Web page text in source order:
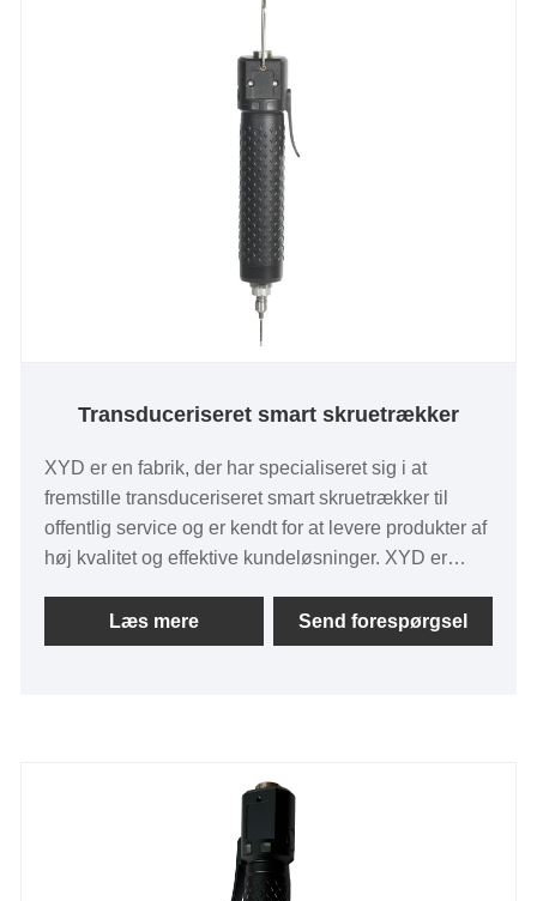
Transduceriseret smart skruetrækker
XYD er en fabrik, der har specialiseret sig i at
fremstille transduceriseret smart skruetrækker til
offentlig service og er kendt for at levere produkter af
høj kvalitet og effektive kundeløsninger. XYD er
smarte skruetrækker og har opbygget et stærkt ry
med sit dygtige R&D-team.
Læs mere Send forespørgsel